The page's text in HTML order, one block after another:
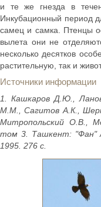
и те же гнезда в
Инкубационный период
самец и самка. Птенцы
вылета они не
несколько десятков
растительную, так и
Источники информации
1. Кашкаров Д.Ю.,
М.М., Сагитов А.К.,
Митропольский О.В.,
том 3. Ташкент: "Фан"
1995. 276 с.